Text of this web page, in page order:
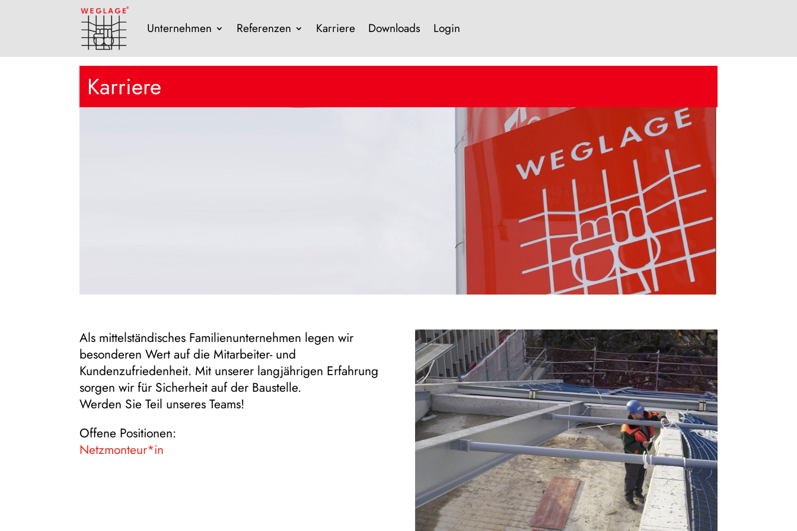
Unternehmen Referenzen Karriere Downloads Login
Karriere
Als mittelständisches Familienunternehmen legen wir
besonderen Wert auf die Mitarbeiter- und
Kundenzufriedenheit. Mit unserer langjährigen Erfahrung
sorgen wir für Sicherheit auf der Baustelle.
Werden Sie Teil unseres Teams!
Offene Positionen:
Netzmonteur*in